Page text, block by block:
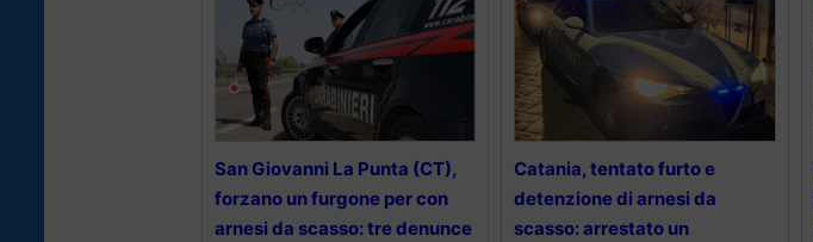
San Giovanni La Punta (CT),
forzano un furgone per con
arnesi da scasso: tre denunce
Catania, tentato furto e
detenzione di arnesi da
scasso: arrestato un